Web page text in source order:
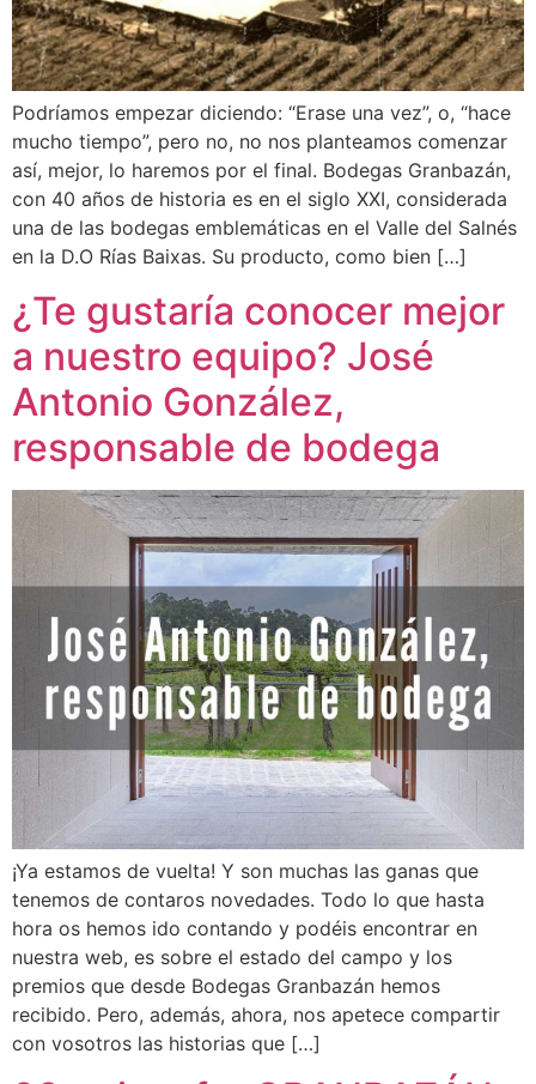
Podríamos empezar diciendo: “Erase una vez”, o, “hace
mucho tiempo”, pero no, no nos planteamos comenzar
así, mejor, lo haremos por el final. Bodegas Granbazán,
con 40 años de historia es en el siglo XXI, considerada
una de las bodegas emblemáticas en el Valle del Salnés
en la D.O Rías Baixas. Su producto, como bien […]
¿Te gustaría conocer mejor
a nuestro equipo? José
Antonio González,
responsable de bodega
¡Ya estamos de vuelta! Y son muchas las ganas que
tenemos de contaros novedades. Todo lo que hasta
hora os hemos ido contando y podéis encontrar en
nuestra web, es sobre el estado del campo y los
premios que desde Bodegas Granbazán hemos
recibido. Pero, además, ahora, nos apetece compartir
con vosotros las historias que […]